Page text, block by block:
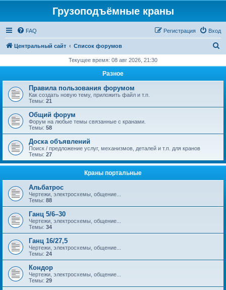
Грузоподъёмные краны
FAQ Вход
Регистрация
Центральный сайт Список форумов
с
Текущее время: 08 авг 2026, 21:30
Разное
Правила пользования форумом
Как создать новую тему, приложить файл и т.п.
Темы: 21
Общий форум
Форум на любые темы связанные с кранами.
Темы: 58
Доска объявлений
Поиск / предложение услуг, механизмов, деталей и т.п. для кранов
Темы: 27
Краны портальные
Альбатрос
Чертежи, электросхемы, общение...
Темы: 88
Ганц 5/6–30
Чертежи, электросхемы, общение...
Темы: 34
Ганц 16/27,5
Чертежи, электросхемы, общение...
Темы: 24
Кондор
Чертежи, электросхемы, общение...
Темы: 29